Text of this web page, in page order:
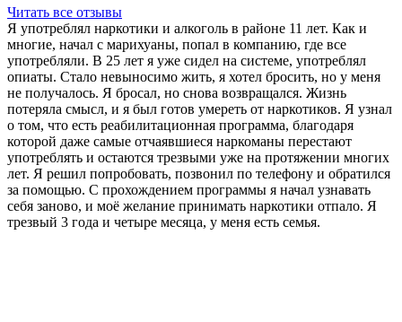
Читать все отзывы
Я употреблял наркотики и алкоголь в районе 11 лет. Как и
многие, начал с марихуаны, попал в компанию, где все
употребляли. В 25 лет я уже сидел на системе, употреблял
опиаты. Стало невыносимо жить, я хотел бросить, но у меня
не получалось. Я бросал, но снова возвращался. Жизнь
потеряла смысл, и я был готов умереть от наркотиков. Я узнал
о том, что есть реабилитационная программа, благодаря
которой даже самые отчаявшиеся наркоманы перестают
употреблять и остаются трезвыми уже на протяжении многих
лет. Я решил попробовать, позвонил по телефону и обратился
за помощью. С прохождением программы я начал узнавать
себя заново, и моё желание принимать наркотики отпало. Я
трезвый 3 года и четыре месяца, у меня есть семья.